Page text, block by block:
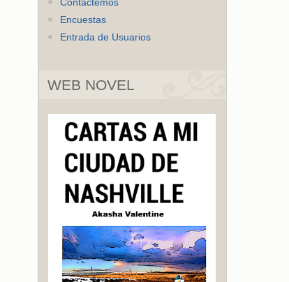
Contactemos
Encuestas
Entrada de Usuarios
WEB NOVEL